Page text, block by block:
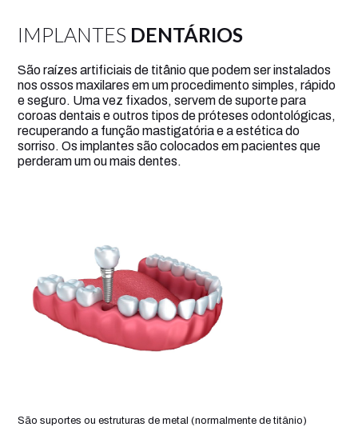
IMPLANTES DENTÁRIOS
São raízes artificiais de titânio que podem ser instalados
nos ossos maxilares em um procedimento simples, rápido
e seguro. Uma vez fixados, servem de suporte para
coroas dentais e outros tipos de próteses odontológicas,
recuperando a função mastigatória e a estética do
sorriso. Os implantes são colocados em pacientes que
perderam um ou mais dentes.
São suportes ou estruturas de metal (normalmente de titânio)